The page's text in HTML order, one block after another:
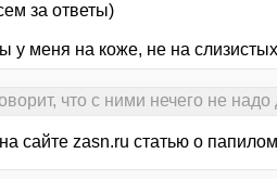
за ответы)
у меня на коже, не на
что с ними нечего не надо
сайте zasn.ru статью о